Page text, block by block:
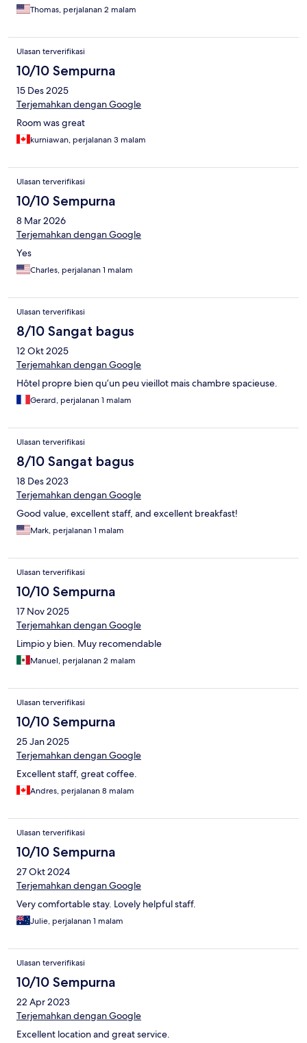
Thomas, perjalanan 2 malam
Ulasan terverifikasi
10/10 Sempurna
15 Des 2025
Terjemahkan dengan Google
Room was great
kurniawan, perjalanan 3 malam
Ulasan terverifikasi
10/10 Sempurna
8 Mar 2026
Terjemahkan dengan Google
Yes
Charles, perjalanan 1 malam
Ulasan terverifikasi
8/10 Sangat bagus
12 Okt 2025
Terjemahkan dengan Google
Hôtel propre bien qu’un peu vieillot mais chambre spacieuse.
Gerard, perjalanan 1 malam
Ulasan terverifikasi
8/10 Sangat bagus
18 Des 2023
Terjemahkan dengan Google
Good value, excellent staff, and excellent breakfast!
Mark, perjalanan 1 malam
Ulasan terverifikasi
10/10 Sempurna
17 Nov 2025
Terjemahkan dengan Google
Limpio y bien. Muy recomendable
Manuel, perjalanan 2 malam
Ulasan terverifikasi
10/10 Sempurna
25 Jan 2025
Terjemahkan dengan Google
Excellent staff, great coffee.
Andres, perjalanan 8 malam
Ulasan terverifikasi
10/10 Sempurna
27 Okt 2024
Terjemahkan dengan Google
Very comfortable stay. Lovely helpful staff.
Julie, perjalanan 1 malam
Ulasan terverifikasi
10/10 Sempurna
22 Apr 2023
Terjemahkan dengan Google
Excellent location and great service.